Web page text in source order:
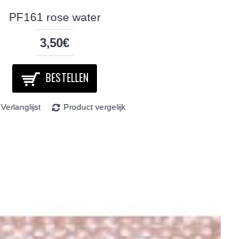
PF161 rose water
3,50€
BESTELLEN
Verlanglijst Product vergelijk